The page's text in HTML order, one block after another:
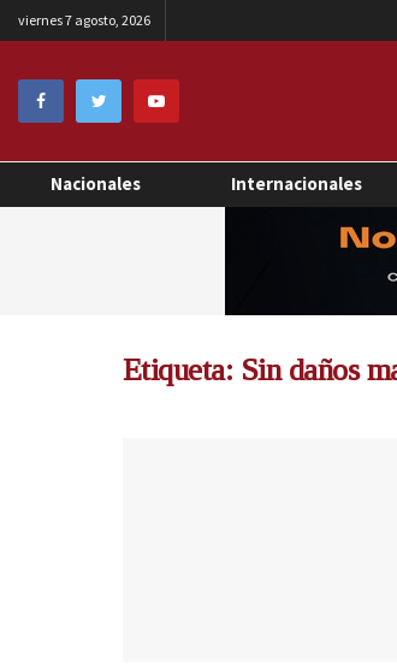
viernes 7 agosto, 2026
Nacionales Internacionales
Etiqueta: Sin daños